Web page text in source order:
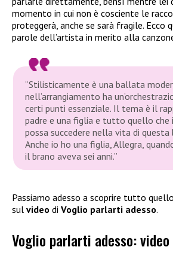
momento in cui non è cosciente le
proteggerà, anche se sarà fragile. Ecco
parole dell’artista in merito alla
“Stilisticamente è una ballata
nell’arrangiamento ha
certi punti essenziale. Il tema è il
padre e una figlia e tutto quello che
possa succedere nella vita di questa
Anche io ho una figlia, Allegra,
il brano aveva sei anni.”
Passiamo adesso a scoprire tutto quello
sul video di Voglio parlarti adesso.
Voglio parlarti adesso: video